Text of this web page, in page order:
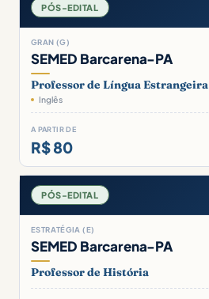
PÓS-EDITAL
GRAN (G)
SEMED Barcarena-PA
Professor de Língua Estrangeira
Inglês
A PARTIR DE
R$ 80
PÓS-EDITAL
ESTRATÉGIA (E)
SEMED Barcarena-PA
Professor de História